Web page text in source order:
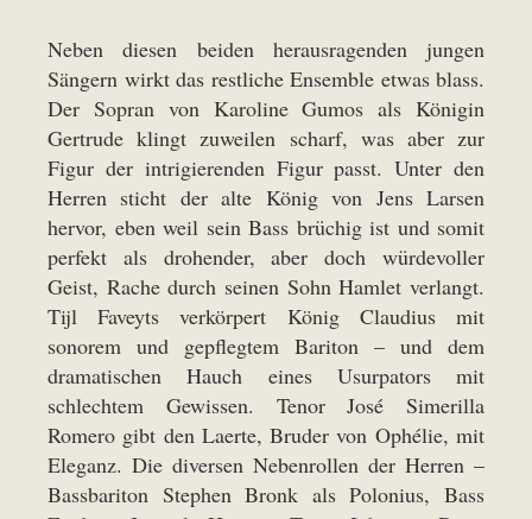
Neben diesen beiden herausragenden jungen
Sängern wirkt das restliche Ensemble etwas blass.
Der Sopran von Karoline Gumos als Königin
Gertrude klingt zuweilen scharf, was aber zur
Figur der intrigierenden Figur passt. Unter den
Herren sticht der alte König von Jens Larsen
hervor, eben weil sein Bass brüchig ist und somit
perfekt als drohender, aber doch würdevoller
Geist, Rache durch seinen Sohn Hamlet verlangt.
Tijl Faveyts verkörpert König Claudius mit
sonorem und gepflegtem Bariton – und dem
dramatischen Hauch eines Usurpators mit
schlechtem Gewissen. Tenor José Simerilla
Romero gibt den Laerte, Bruder von Ophélie, mit
Eleganz. Die diversen Nebenrollen der Herren –
Bassbariton Stephen Bronk als Polonius, Bass